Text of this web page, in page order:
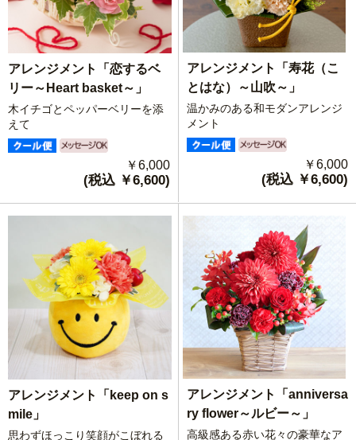
アレンジメント「恋するベ
リー～Heart basket～」
木イチゴとペッパーベリーを添
えて
￥6,000
(税込 ￥6,600)
アレンジメント「寿花（こ
とはな）～山吹～」
温かみのある和モダンアレンジ
メント
￥6,000
(税込 ￥6,600)
アレンジメント「keep on s
mile」
思わずほっこり笑顔がこぼれる
アレンジメント「anniversa
ry flower～ルビー～」
高級感ある赤い花々の豪華なア